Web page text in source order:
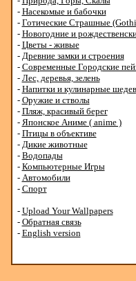
- Насекомые и бабочки
- Готические Страшные
- Новогодние и
- Цветы - живые
- Древние замки и строения
- Современные Городские
- Лес, деревья, зелень
- Напитки и кулинарные
- Оружие и стволы
- Пляж, красивый берег
- Японское Аниме ( anime )
- Птицы в объективе
- Дикие животные
- Водопады
- Компьютерные Игры
- Автомобили
- Спорт
- Upload Your Wallpapers
- Обратная связь
- English version